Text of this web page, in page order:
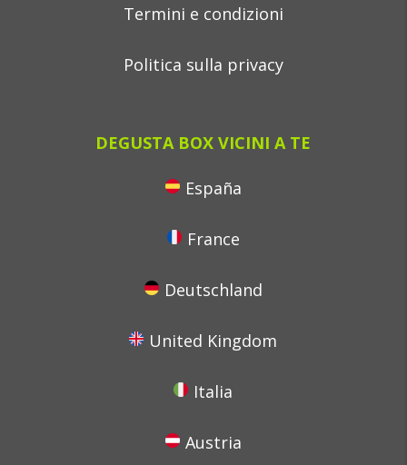
Termini e condizioni
Politica sulla privacy
DEGUSTA BOX VICINI A TE
España
France
Deutschland
United Kingdom
Italia
Austria